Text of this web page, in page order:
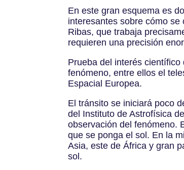
En este gran esquema es
interesantes sobre cómo
Ribas, que trabaja
requieren una precisión
Prueba del interés
fenómeno, entre ellos el
Espacial Europea.
El tránsito se iniciará poco
del Instituto de Astrofísica
observación del fenómeno.
que se ponga el sol. En la
Asia, este de África y gran
sol.